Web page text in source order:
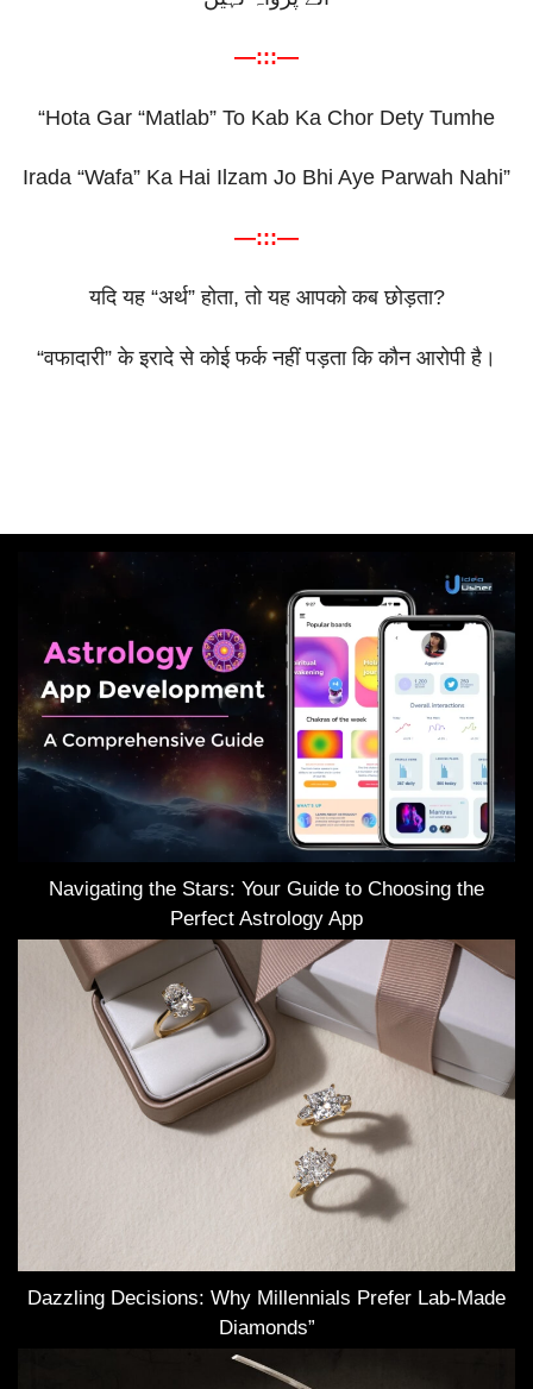
—:::—
“Hota Gar “Matlab” To Kab Ka Chor Dety Tumhe
Irada “Wafa” Ka Hai Ilzam Jo Bhi Aye Parwah Nahi”
—:::—
यदि यह“अर्थ”होता,तो यह आपको कब छोड़ता?
“वफादारी”के इरादे से कोई फर्क नहीं पड़ता कि कौन आरोपी है।
Navigating the Stars: Your Guide to Choosing the
Perfect Astrology App
Dazzling Decisions: Why Millennials Prefer Lab-Made
Diamonds”